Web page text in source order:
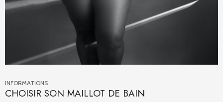
INFORMATIONS
CHOISIR SON MAILLOT DE BAIN